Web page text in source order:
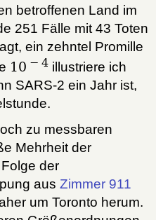
betroffenen Land im
251 Fälle mit 43 Toten
ein zehntel Promille
10 − 4illustriere ich
SARS-2 ein Jahr ist,
zu messbaren
Mehrheit der
der
aus Zimmer 911
um Toronto herum.